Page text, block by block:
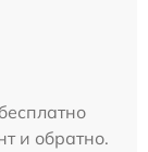
и обратно.